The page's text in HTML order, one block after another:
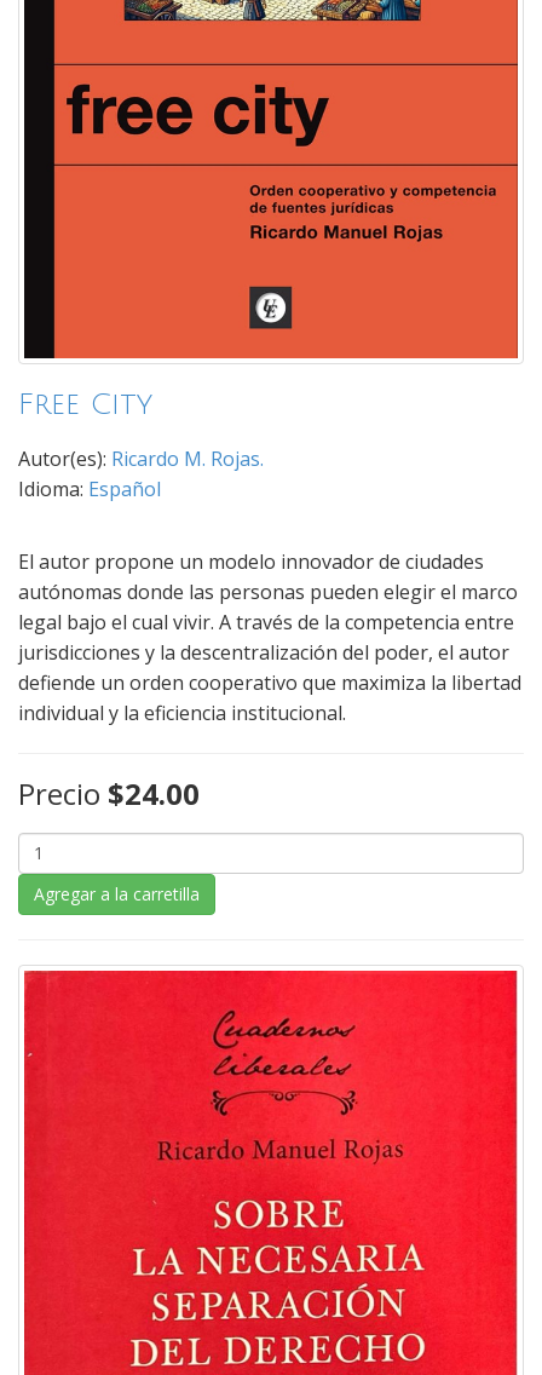
Free City
Autor(es): Ricardo M. Rojas.
Idioma: Español
El autor propone un modelo innovador de ciudades
autónomas donde las personas pueden elegir el marco
legal bajo el cual vivir. A través de la competencia entre
jurisdicciones y la descentralización del poder, el autor
defiende un orden cooperativo que maximiza la libertad
individual y la eficiencia institucional.
Precio $24.00
Agregar a la carretilla